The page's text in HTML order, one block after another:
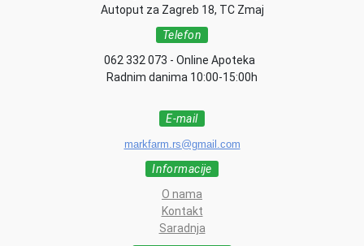
Autoput za Zagreb 18, TC Zmaj
Telefon
062 332 073 - Online Apoteka
Radnim danima 10:00-15:00h
E-mail
markfarm.rs@gmail.com
Informacije
O nama
Kontakt
Saradnja